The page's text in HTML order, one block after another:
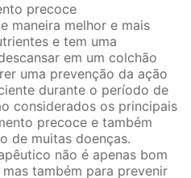
precoce
maneira melhor e mais
e tem uma
em um colchão
uma prevenção da ação
durante o período de
considerados os principais
precoce e também
de muitas doenças.
não é apenas bom
também para prevenir